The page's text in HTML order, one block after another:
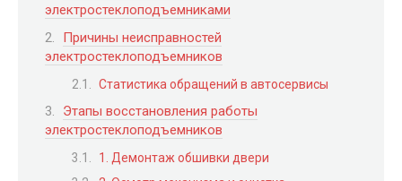
электростеклоподъемниками
Причины неисправностей
электростеклоподъемников
Статистика обращений в автосервисы
Этапы восстановления работы
электростеклоподъемников
1. Демонтаж обшивки двери